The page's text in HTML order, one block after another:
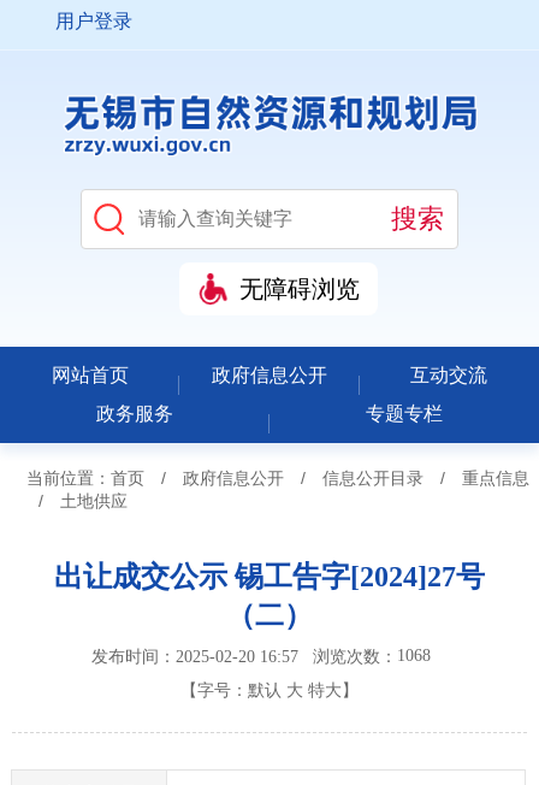
用户登录
无障碍浏览
网站首页 政府信息公开
互动交流
政务服务
专题专栏
当前位置： 首页 / 政府信息公开 / 信息公开目录 /
重点信息
/
土地供应
出让成交公示 锡工告字[2024]27号
（二）
发布时间：2025-02-20 16:57浏览次数： 1068
【字号： 默认 大 特大 】